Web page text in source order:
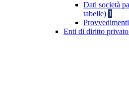
Dati società
tabelle) 1
Provvedimenti
Enti di diritto